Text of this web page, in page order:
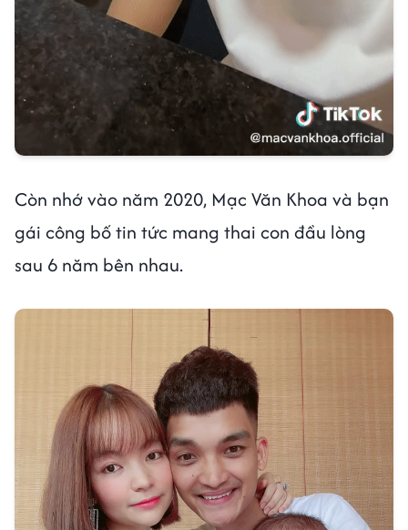
Còn nhớ vào năm 2020, Mạc Văn Khoa và bạn
gái công bố tin tức mang thai con đầu lòng
sau 6 năm bên nhau.